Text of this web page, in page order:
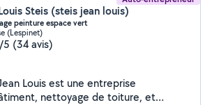
Steis (steis jean louis)
peinture espace vert
(Lespinet)
5 (34 avis)
Louis est une entreprise
nettoyage de toiture, et